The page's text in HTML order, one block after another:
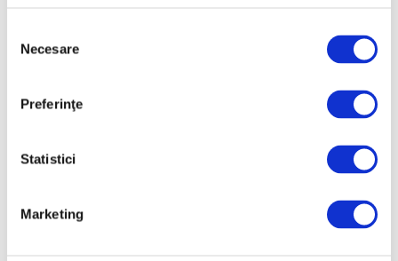
consimțământului
Necesare
Preferinţe
Statistici
Marketing